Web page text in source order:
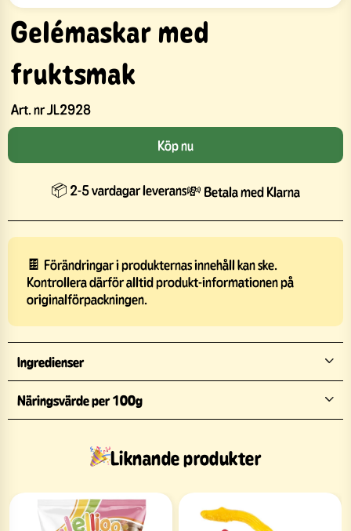
Gelémaskar med
fruktsmak
Art. nrJL2928
Köp nu
📦 2-5 vardagar leverans💸 Betala med Klarna
🍫 Förändringar i produkternas innehåll kan ske.
Kontrollera därför alltid produkt-informationen på
originalförpackningen.
Ingredienser
Näringsvärde per 100g
Liknande produkter